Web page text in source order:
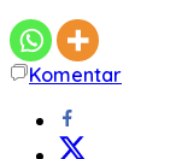
Komentar